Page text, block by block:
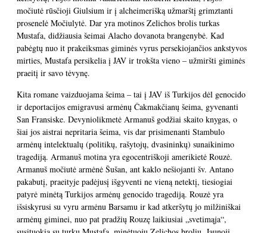
močiutė rūsčioji Giulsium ir į alcheimerišką užmarštį grimztanti
prosenelė Močiulytė. Dar yra motinos Zelichos brolis turkas
Mustafa, didžiausia šeimai Alacho dovanota brangenybė. Kad
pabėgtų nuo it prakeiksmas giminės vyrus persekiojančios ankstyvos
mirties, Mustafa persikelia į JAV ir trokšta vieno – užmiršti giminės
praeitį ir savo tėvynę.
Kita romane vaizduojama šeima – tai į JAV iš Turkijos dėl genocido
ir deportacijos emigravusi armėnų Čakmakčianų šeima, gyvenanti
San Fransiske. Devyniolikmetė Armanuš godžiai skaito knygas, o
šiai jos aistrai nepritaria šeima, vis dar prisimenanti Stambulo
armėnų intelektualų (politikų, rašytojų, dvasininkų) sunaikinimo
tragediją. Armanuš motina yra egocentriškoji amerikietė Rouzė.
Armanuš močiutė armėnė Šušan, ant kaklo nešiojanti šv. Antano
pakabutį, praeityje padėjusį išgyventi ne vieną netektį, tiesiogiai
patyrė minėtą Turkijos armėnų genocido tragediją. Rouzė yra
išsiskyrusi su vyru armėnu Barsamu ir kad atkeršytų jo milžiniškai
armėnų giminei, nuo pat pradžių Rouzę laikiusiai „svetimąja“,